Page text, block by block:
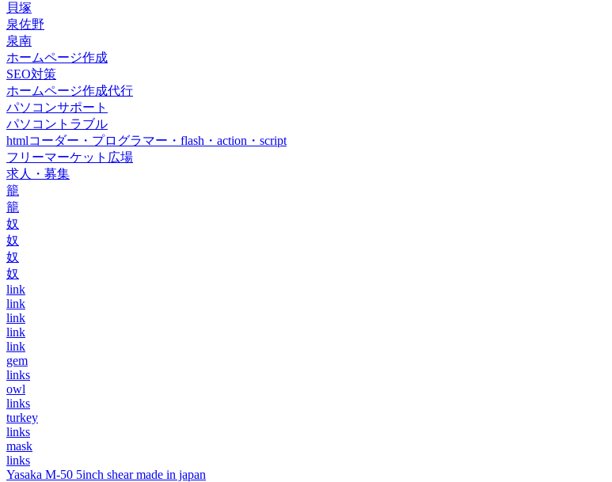
貝塚
泉佐野
泉南
ホームページ作成
SEO対策
ホームページ作成代行
パソコンサポート
パソコントラブル
htmlコーダー・プログラマー・flash・action・script
フリーマーケット広場
求人・募集
籠
籠
奴
奴
奴
奴
link
link
link
link
link
gem
links
owl
links
turkey
links
mask
links
Yasaka M-50 5inch shear made in japan